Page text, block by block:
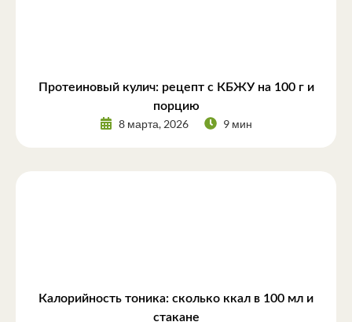
Протеиновый кулич: рецепт с КБЖУ на 100 г и
порцию
8 марта, 2026 9 мин
Калорийность тоника: сколько ккал в 100 мл и
стакане